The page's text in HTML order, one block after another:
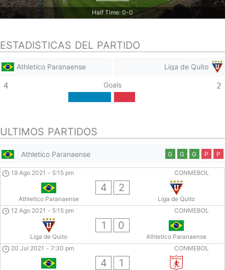
Half Time: 0-0
ESTADISTICAS DEL PARTIDO
Athletico Paranaense Liga de Quito
4 Goals 2
ULTIMOS PARTIDOS
Athletico Paranaense G G G P P
CONMEBOL
19 Ago 2021 - 5:15 pm
Athletico Paranaense
4 2
Liga de Quito
CONMEBOL
12 Ago 2021 - 5:15 pm
Liga de Quito
1 0
Athletico Paranaense
CONMEBOL
20 Jul 2021 - 7:30 pm
4 1